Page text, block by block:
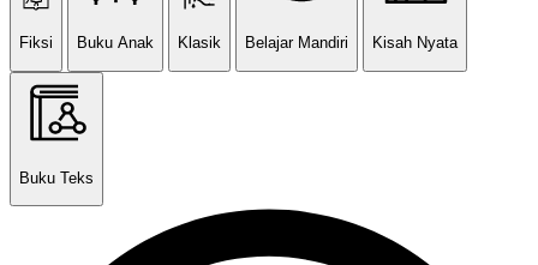
Fiksi Buku Anak Klasik Belajar Mandiri Kisah Nyata
Buku Teks